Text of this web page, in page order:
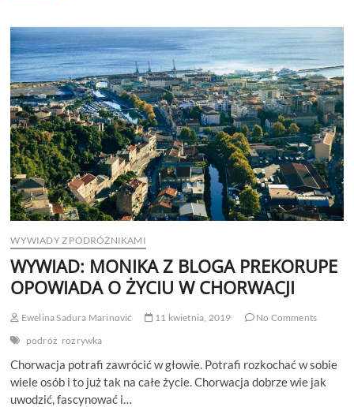
RODZINNYCH
PODRÓŻACH
DO
CHORWACJI
WYWIADY Z PODRÓŻNIKAMI
WYWIAD: MONIKA Z BLOGA PREKORUPE
OPOWIADA O ŻYCIU W CHORWACJI
Ewelina Sadura Marinović 11 kwietnia, 2019
No Comments
podróż rozrywka
Chorwacja potrafi zawrócić w głowie. Potrafi rozkochać w sobie
wiele osób i to już tak na całe życie. Chorwacja dobrze wie jak
uwodzić, fascynować i…